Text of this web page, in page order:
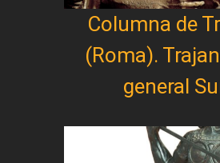
Columna de
(Roma).
general